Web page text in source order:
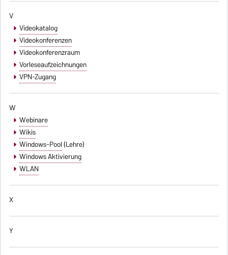
V
Videokatalog
Videokonferenzen
Videokonferenzraum
Vorleseaufzeichnungen
VPN-Zugang
W
Webinare
Wikis
Windows-Pool(Lehre)
Windows Aktivierung
WLAN
X
Y